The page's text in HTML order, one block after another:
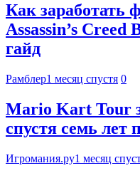
Как заработать
Assassin’s
гайд
Рамблер1 месяц спустя 0
Mario Kart Tour
спустя семь лет
Игромания.ру1 месяц